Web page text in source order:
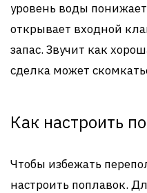
уровень воды
открывает входной
запас. Звучит как
сделка может
Как настроить
Чтобы избежать
настроить поплавок.